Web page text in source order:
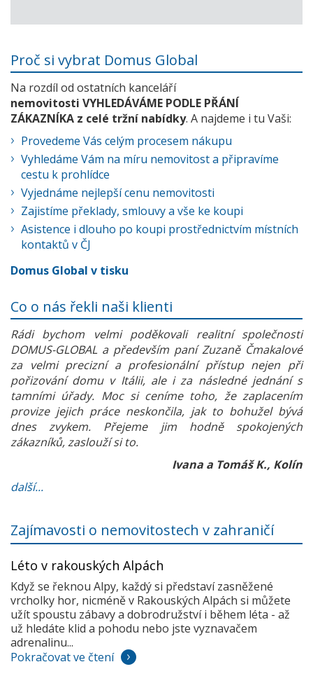
Proč si vybrat Domus Global
Na rozdíl od ostatních kanceláří
nemovitosti VYHLEDÁVÁME PODLE PŘÁNÍ
ZÁKAZNÍKA z celé tržní nabídky. A najdeme i tu Vaši:
Provedeme Vás celým procesem nákupu
Vyhledáme Vám na míru nemovitost a připravíme
cestu k prohlídce
Vyjednáme nejlepší cenu nemovitosti
Zajistíme překlady, smlouvy a vše ke koupi
Asistence i dlouho po koupi prostřednictvím místních
kontaktů v ČJ
Domus Global v tisku
Co o nás řekli naši klienti
Rádi bychom velmi poděkovali realitní společnosti
DOMUS-GLOBAL a především paní Zuzaně Čmakalové
za velmi precizní a profesionální přístup nejen při
pořizování domu v Itálii, ale i za následné jednání s
tamními úřady. Moc si ceníme toho, že zaplacením
provize jejich práce neskončila, jak to bohužel bývá
dnes zvykem. Přejeme jim hodně spokojených
zákazníků, zaslouží si to.
Ivana a Tomáš K., Kolín
další...
Zajímavosti o nemovitostech v zahraničí
Léto v rakouských Alpách
Když se řeknou Alpy, každý si představí zasněžené
vrcholky hor, nicméně v Rakouských Alpách si můžete
užít spoustu zábavy a dobrodružství i během léta - až
už hledáte klid a pohodu nebo jste vyznavačem
adrenalinu...
Pokračovat ve čtení